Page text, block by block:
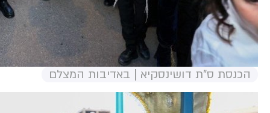
הכנסת ס"ת דושינסקיא | באדיבות המצלם